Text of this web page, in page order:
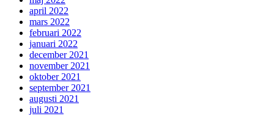
april 2022
mars 2022
februari 2022
januari 2022
december 2021
november 2021
oktober 2021
september 2021
augusti 2021
juli 2021